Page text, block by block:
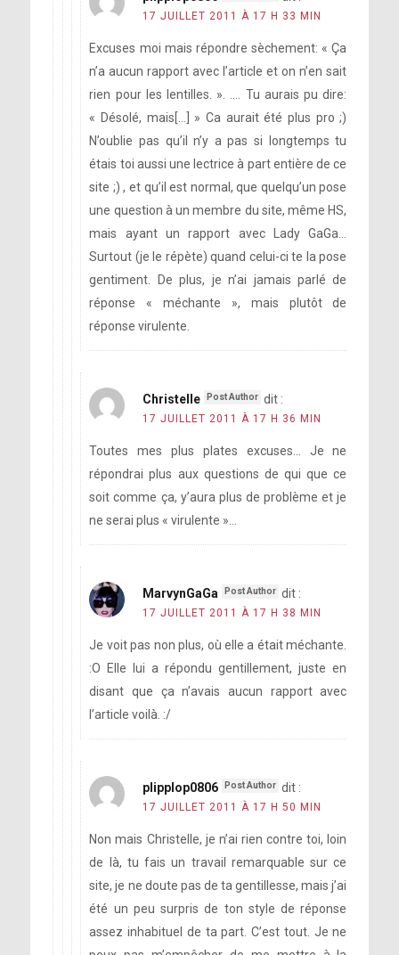
17 JUILLET 2011 À 17 H 33 MIN
Excuses moi mais répondre sèchement: « Ça
n’a aucun rapport avec l’article et on n’en sait
rien pour les lentilles. ». …. Tu aurais pu dire:
« Désolé, mais[…] » Ca aurait été plus pro ;)
N’oublie pas qu’il n’y a pas si longtemps tu
étais toi aussi une lectrice à part entière de ce
site ;) , et qu’il est normal, que quelqu’un pose
une question à un membre du site, même HS,
mais ayant un rapport avec Lady GaGa…
Surtout (je le répète) quand celui-ci te la pose
gentiment. De plus, je n’ai jamais parlé de
réponse « méchante », mais plutôt de
réponse virulente.
Christelle dit :
17 JUILLET 2011 À 17 H 36 MIN
Toutes mes plus plates excuses… Je ne
répondrai plus aux questions de qui que ce
soit comme ça, y’aura plus de problème et je
ne serai plus « virulente »…
MarvynGaGa dit :
17 JUILLET 2011 À 17 H 38 MIN
Je voit pas non plus, où elle a était méchante.
:O Elle lui a répondu gentillement, juste en
disant que ça n’avais aucun rapport avec
l’article voilà. :/
plipplop0806 dit :
17 JUILLET 2011 À 17 H 50 MIN
Non mais Christelle, je n’ai rien contre toi, loin
de là, tu fais un travail remarquable sur ce
site, je ne doute pas de ta gentillesse, mais j’ai
été un peu surpris de ton style de réponse
assez inhabituel de ta part. C’est tout. Je ne